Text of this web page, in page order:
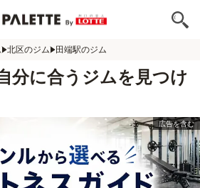
北区のジム 田端駅のジム
分に合うジムを見つけ